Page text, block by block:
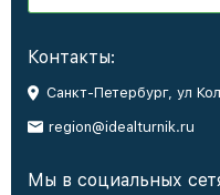
Контакты:
Санкт-Петербург, ул
region@idealturnik.ru
Мы в социальных